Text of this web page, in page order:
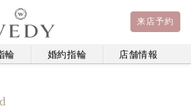
来店予約
輪 婚約指輪 店舗情報